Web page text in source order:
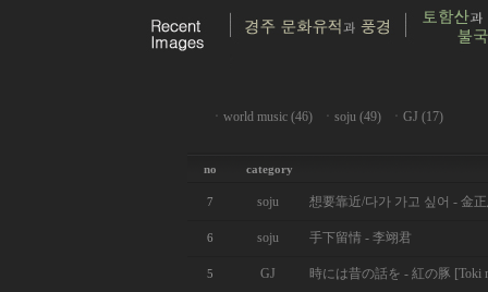
ㆍ world music (46) ㆍ soju (49) ㆍ GJ (17)
no category
7 soju 想要靠近/다가 가고 싶어 - 金
6 soju 手下留情 - 李翊君
5 GJ 時には昔の話を - 紅の豚 [Toki